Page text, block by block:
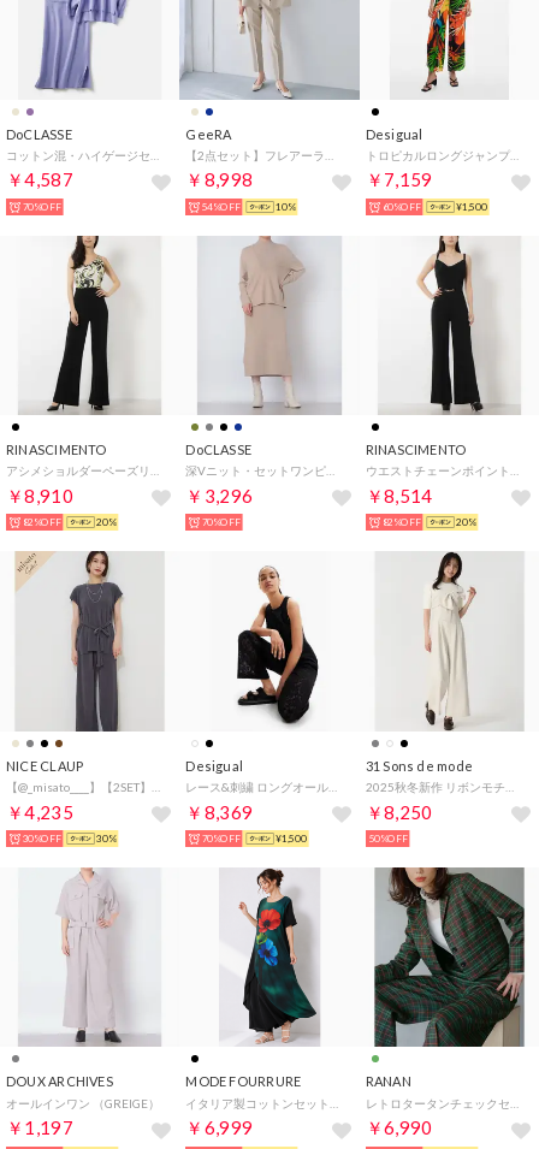
DoCLASSE
￥4,587
70%OFF
GeeRA
￥8,998
54%OFF 10%
Desigual
トロピカルロングジャンプスーツ （グレー/ブラック）
￥7,159
60%OFF ¥1,500
RINASCIMENTO
アシメショルダーペーズリー切替オールインワン （var.Nero）
￥8,910
82%OFF 20%
DoCLASSE
深Vニット・セットワンピース （ライトトープ）
￥3,296
70%OFF
RINASCIMENTO
ウエストチェーンポイントオールインワン （Nero）
￥8,514
82%OFF 20%
NICE CLAUP
￥4,235
30%OFF 30%
Desigual
￥8,369
70%OFF ¥1,500
31 Sons de mode
￥8,250
50%OFF
DOUX ARCHIVES
オールインワン （GREIGE）
￥1,197
MODE FOURRURE
￥6,999
RANAN
￥6,990